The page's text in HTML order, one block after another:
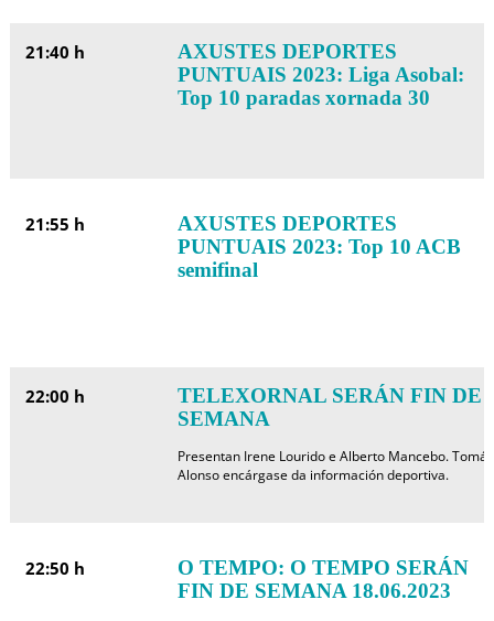
21:40 h
AXUSTES DEPORTES
PUNTUAIS 2023: Liga Asobal:
Top 10 paradas xornada 30
21:55 h
AXUSTES DEPORTES
PUNTUAIS 2023: Top 10 ACB
semifinal
22:00 h
TELEXORNAL SERÁN FIN DE
SEMANA
Presentan Irene Lourido e Alberto Mancebo. Tomás
Alonso encárgase da información deportiva.
22:50 h
O TEMPO: O TEMPO SERÁN
FIN DE SEMANA 18.06.2023